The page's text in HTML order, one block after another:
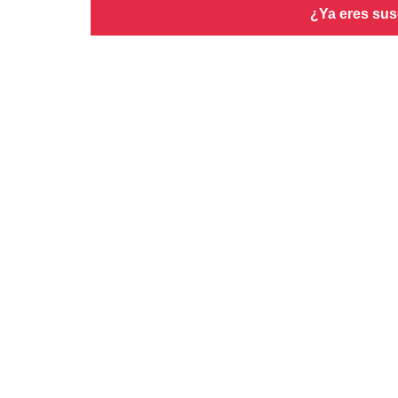
¿Ya eres